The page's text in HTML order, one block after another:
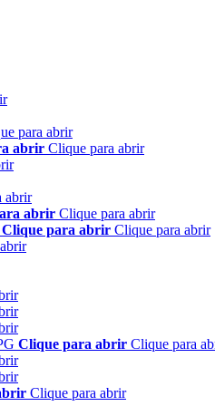
para abrir
abrir Clique para abrir
abrir
abrir Clique para abrir
Clique para abrir Clique para abrir
Clique para abrir Clique para
Clique para abrir